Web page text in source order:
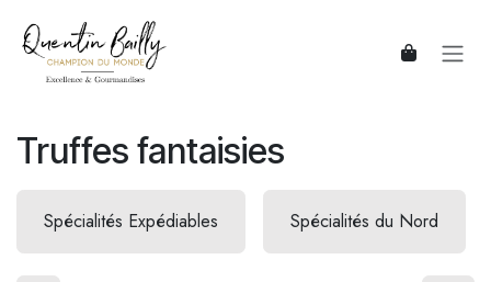
Truffes fantaisies
Spécialités Expédiables Spécialités du Nord